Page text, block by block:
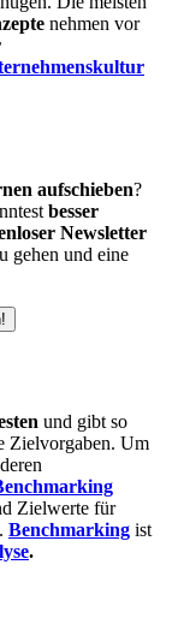
nehmen vor
aufschieben?
besser
Newsletter
gehen und eine
und gibt so
Zielvorgaben. Um
Zielwerte für
Benchmarking ist
.